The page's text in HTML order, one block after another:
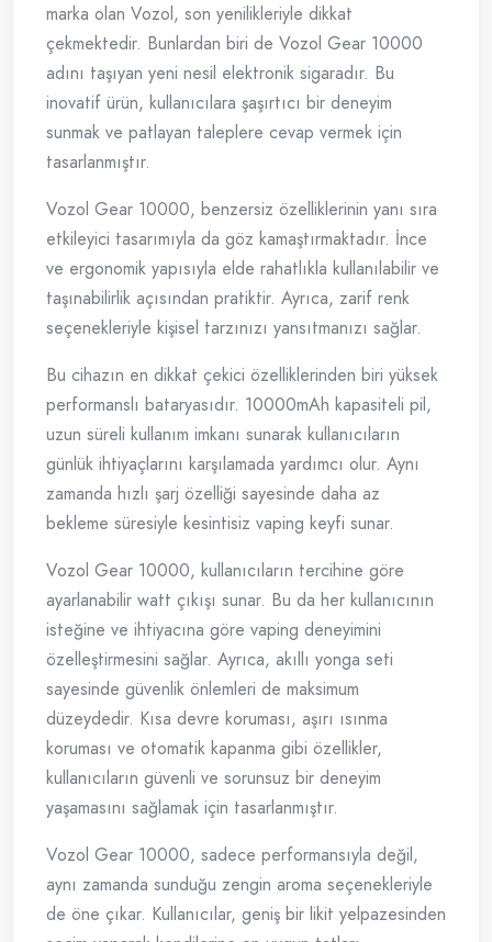
marka olan Vozol, son yenilikleriyle dikkat
çekmektedir. Bunlardan biri de Vozol Gear 10000
adını taşıyan yeni nesil elektronik sigaradır. Bu
inovatif ürün, kullanıcılara şaşırtıcı bir deneyim
sunmak ve patlayan taleplere cevap vermek için
tasarlanmıştır.
Vozol Gear 10000, benzersiz özelliklerinin yanı sıra
etkileyici tasarımıyla da göz kamaştırmaktadır. İnce
ve ergonomik yapısıyla elde rahatlıkla kullanılabilir ve
taşınabilirlik açısından pratiktir. Ayrıca, zarif renk
seçenekleriyle kişisel tarzınızı yansıtmanızı sağlar.
Bu cihazın en dikkat çekici özelliklerinden biri yüksek
performanslı bataryasıdır. 10000mAh kapasiteli pil,
uzun süreli kullanım imkanı sunarak kullanıcıların
günlük ihtiyaçlarını karşılamada yardımcı olur. Aynı
zamanda hızlı şarj özelliği sayesinde daha az
bekleme süresiyle kesintisiz vaping keyfi sunar.
Vozol Gear 10000, kullanıcıların tercihine göre
ayarlanabilir watt çıkışı sunar. Bu da her kullanıcının
isteğine ve ihtiyacına göre vaping deneyimini
özelleştirmesini sağlar. Ayrıca, akıllı yonga seti
sayesinde güvenlik önlemleri de maksimum
düzeydedir. Kısa devre koruması, aşırı ısınma
koruması ve otomatik kapanma gibi özellikler,
kullanıcıların güvenli ve sorunsuz bir deneyim
yaşamasını sağlamak için tasarlanmıştır.
Vozol Gear 10000, sadece performansıyla değil,
aynı zamanda sunduğu zengin aroma seçenekleriyle
de öne çıkar. Kullanıcılar, geniş bir likit yelpazesinden